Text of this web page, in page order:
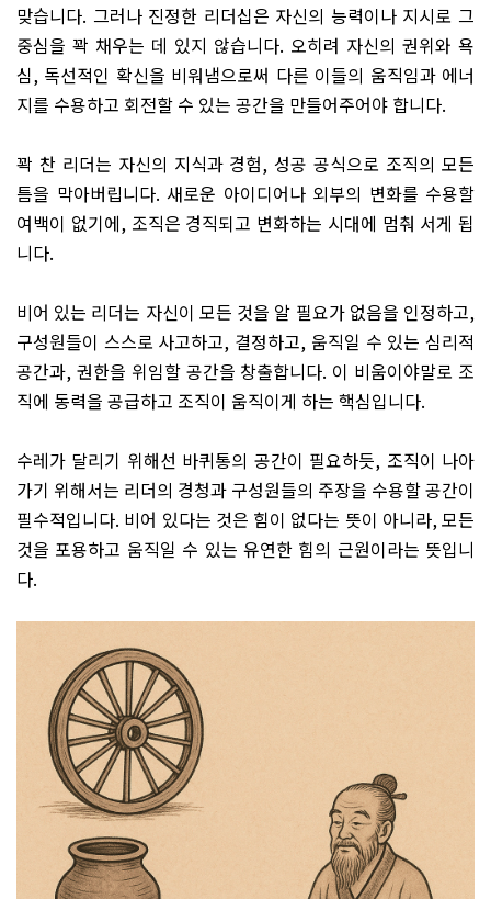
맞습니다. 그러나 진정한 리더십은 자신의 능력이나 지시로 그
중심을 꽉 채우는 데 있지 않습니다. 오히려 자신의 권위와 욕
심, 독선적인 확신을 비워냄으로써 다른 이들의 움직임과 에너
지를 수용하고 회전할 수 있는 공간을 만들어주어야 합니다.
꽉 찬 리더는 자신의 지식과 경험,성공 공식으로 조직의 모든
틈을 막아버립니다. 새로운 아이디어나 외부의 변화를 수용할
여백이 없기에, 조직은 경직되고 변화하는 시대에 멈춰 서게 됩
니다.
비어 있는 리더는 자신이 모든 것을 알 필요가 없음을 인정하고,
구성원들이 스스로 사고하고, 결정하고, 움직일 수 있는 심리적
공간과, 권한을 위임할 공간을 창출합니다. 이 비움이야말로 조
직에 동력을 공급하고 조직이 움직이게 하는 핵심입니다.
수레가 달리기 위해선 바퀴통의 공간이 필요하듯, 조직이 나아
가기 위해서는 리더의 경청과 구성원들의 주장을 수용할 공간이
필수적입니다. 비어 있다는 것은 힘이 없다는 뜻이 아니라,모든
것을 포용하고 움직일 수 있는 유연한 힘의 근원이라는 뜻입니
다.